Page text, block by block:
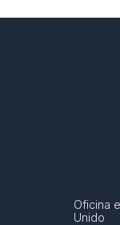
Oficina
Unido